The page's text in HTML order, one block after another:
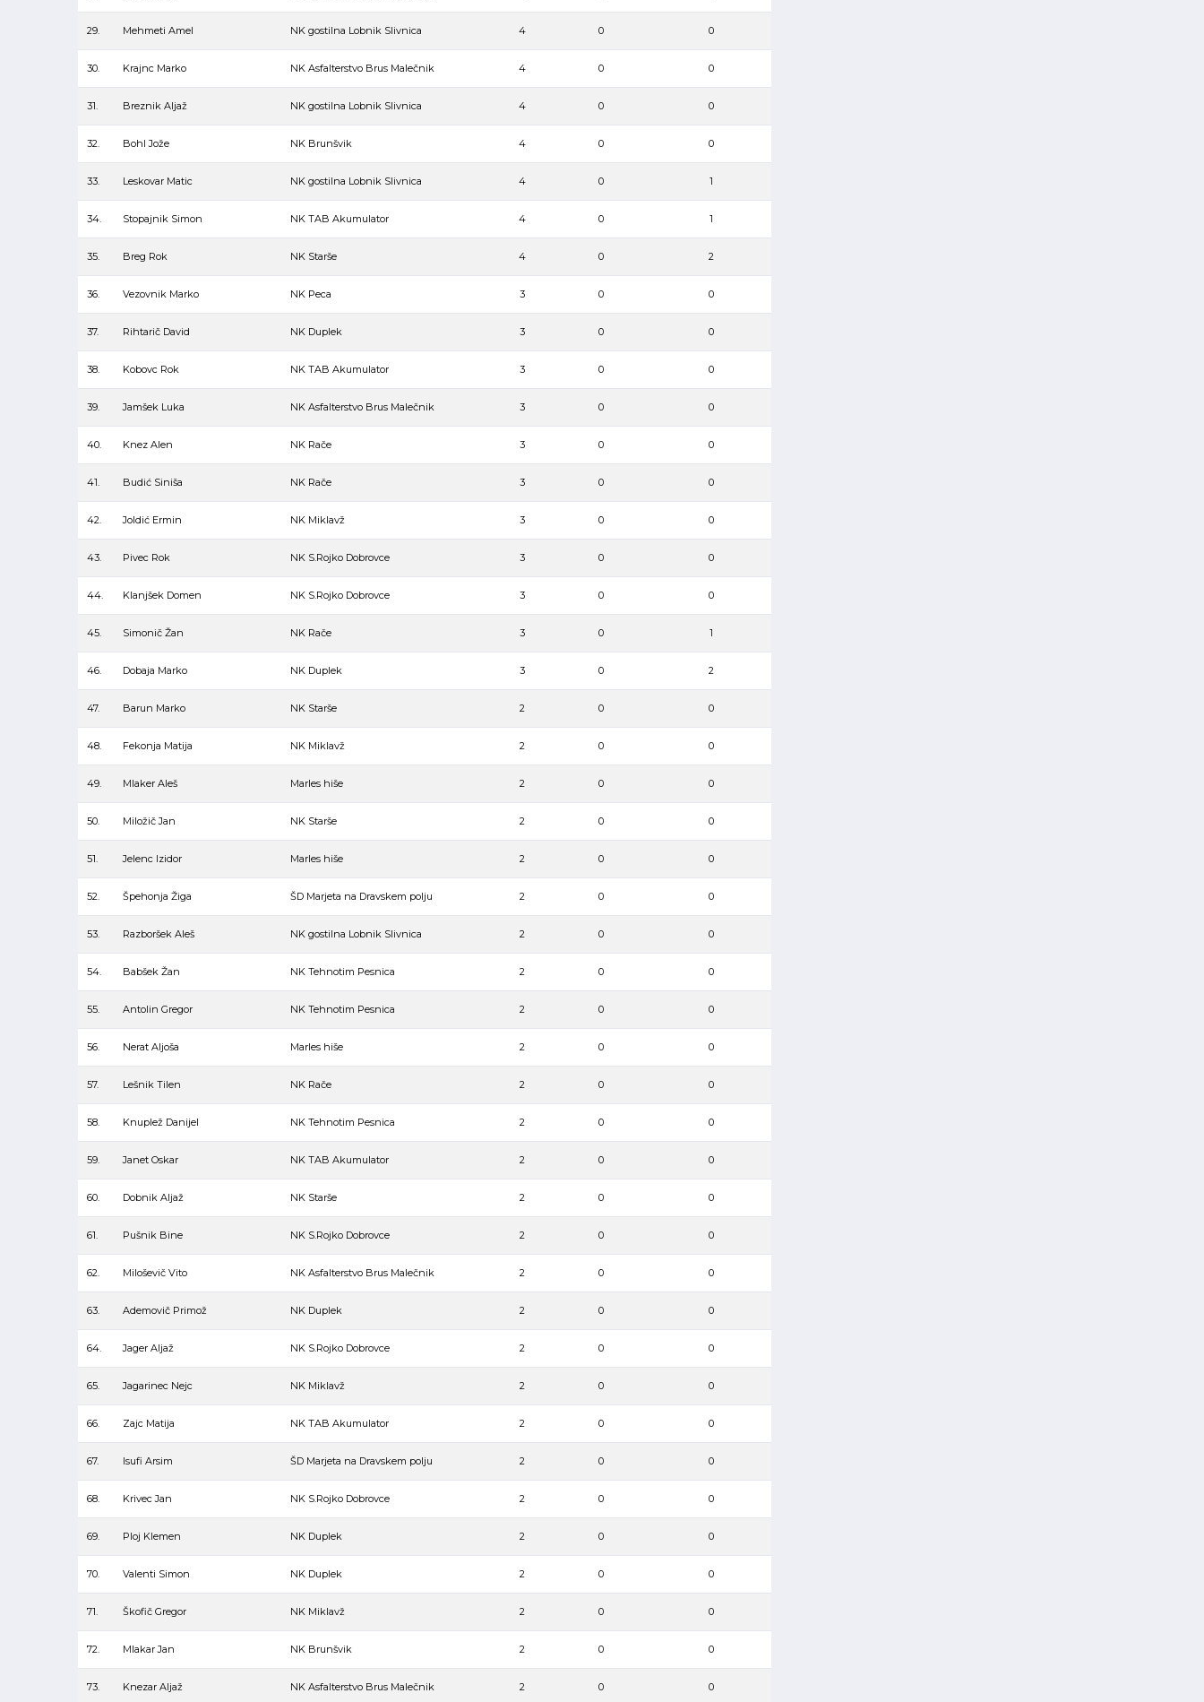
29. Mehmeti Amel NK gostilna Lobnik Slivnica 4 0 0
30. Krajnc Marko NK Asfalterstvo Brus Malečnik 4 0 0
31. Breznik Aljaž NK gostilna Lobnik Slivnica 4 0 0
32. Bohl Jože NK Brunšvik 4 0 0
33. Leskovar Matic NK gostilna Lobnik Slivnica 4 0 1
34. Stopajnik Simon NK TAB Akumulator 4 0 1
35. Breg Rok NK Starše 4 0 2
36. Vezovnik Marko NK Peca 3 0 0
37. Rihtarič David NK Duplek 3 0 0
38. Kobovc Rok NK TAB Akumulator 3 0 0
39. Jamšek Luka NK Asfalterstvo Brus Malečnik 3 0 0
40. Knez Alen NK Rače 3 0 0
41. Budić Siniša NK Rače 3 0 0
42. Joldić Ermin NK Miklavž 3 0 0
43. Pivec Rok NK S.Rojko Dobrovce 3 0 0
44. Klanjšek Domen NK S.Rojko Dobrovce 3 0 0
45. Simonič Žan NK Rače 3 0 1
46. Dobaja Marko NK Duplek 3 0 2
47. Barun Marko NK Starše 2 0 0
48. Fekonja Matija NK Miklavž 2 0 0
49. Mlaker Aleš Marles hiše 2 0 0
50. Miložič Jan NK Starše 2 0 0
51. Jelenc Izidor Marles hiše 2 0 0
52. Špehonja Žiga ŠD Marjeta na Dravskem polju 2 0 0
53. Razboršek Aleš NK gostilna Lobnik Slivnica 2 0 0
54. Babšek Žan NK Tehnotim Pesnica 2 0 0
55. Antolin Gregor NK Tehnotim Pesnica 2 0 0
56. Nerat Aljoša Marles hiše 2 0 0
57. Lešnik Tilen NK Rače 2 0 0
58. Knuplež Danijel NK Tehnotim Pesnica 2 0 0
59. Janet Oskar NK TAB Akumulator 2 0 0
60. Dobnik Aljaž NK Starše 2 0 0
61. Pušnik Bine NK S.Rojko Dobrovce 2 0 0
62. Miloševič Vito NK Asfalterstvo Brus Malečnik 2 0 0
63. Ademovič Primož NK Duplek 2 0 0
64. Jager Aljaž NK S.Rojko Dobrovce 2 0 0
65. Jagarinec Nejc NK Miklavž 2 0 0
66. Zajc Matija NK TAB Akumulator 2 0 0
67. Isufi Arsim ŠD Marjeta na Dravskem polju 2 0 0
68. Krivec Jan NK S.Rojko Dobrovce 2 0 0
69. Ploj Klemen NK Duplek 2 0 0
70. Valenti Simon NK Duplek 2 0 0
71. Škofič Gregor NK Miklavž 2 0 0
72. Mlakar Jan NK Brunšvik 2 0 0
73. Knezar Aljaž NK Asfalterstvo Brus Malečnik 2 0 0